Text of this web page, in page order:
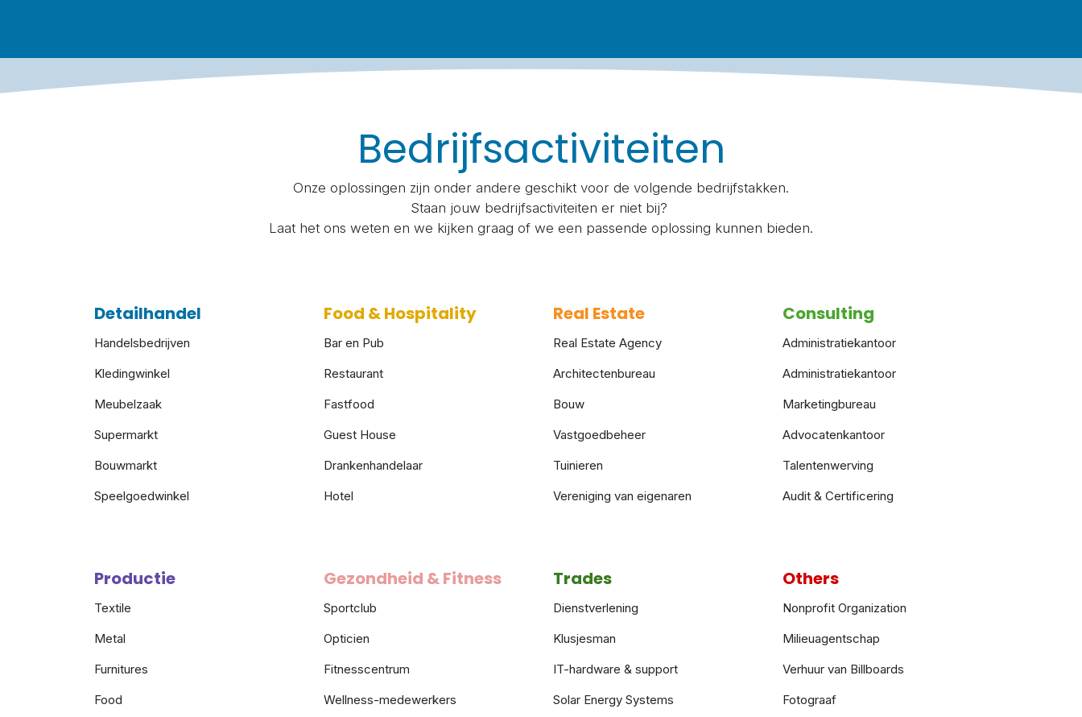
Bedrijfsactiviteiten
Onze oplossingen zijn onder andere geschikt voor de volgende bedrijfstakken.
Staan jouw bedrijfsactiviteiten er niet bij?
Laat het ons weten en we kijken graag of we een passende oplossing kunnen bieden.
Detailhandel
Handelsbedrijven
Kledingwinkel
Meubelzaak
Supermarkt
Bouwmarkt
Speelgoedwinkel
Food & Hospitality
Bar en Pub
Restaurant
Fastfood
Guest House
Drankenhandelaar
Hotel
Real Estate
Real Estate Agency
Architectenbureau
Bouw
Vastgoedbeheer
Tuinieren
Vereniging van eigenaren
Consulting
Administratiekantoor
Administratiekantoor
Marketingbureau
Advocatenkantoor
Talentenwerving
Audit & Certificering
Productie
Textile
Metal
Furnitures
Food
Gezondheid & Fitness
Sportclub
Opticien
Fitnesscentrum
Wellness-medewerkers
Trades
Dienstverlening
Klusjesman
IT-hardware & support
Solar Energy Systems
Others
Nonprofit Organization
Milieuagentschap
Verhuur van Billboards
Fotograaf